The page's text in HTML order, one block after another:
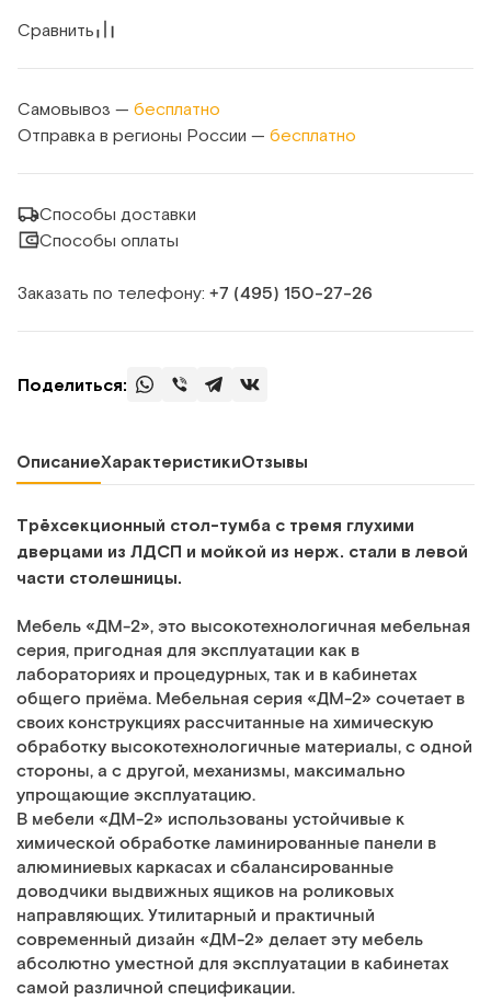
Сравнить
Самовывоз — бесплатно
Отправка в регионы России — бесплатно
Способы доставки
Способы оплаты
Заказать по телефону: +7 (495) 150‑27‑26
Поделиться:
ОписаниеХарактеристикиОтзывы
Трёхсекционный стол-тумба с тремя глухими
дверцами из ЛДСП и мойкой из нерж. стали в левой
части столешницы.
Мебель «ДМ-2», это высокотехнологичная мебельная
серия, пригодная для эксплуатации как в
лабораториях и процедурных, так и в кабинетах
общего приёма. Мебельная серия «ДМ-2» сочетает в
своих конструкциях рассчитанные на химическую
обработку высокотехнологичные материалы, с одной
стороны, а с другой, механизмы, максимально
упрощающие эксплуатацию.
В мебели «ДМ-2» использованы устойчивые к
химической обработке ламинированные панели в
алюминиевых каркасах и сбалансированные
доводчики выдвижных ящиков на роликовых
направляющих. Утилитарный и практичный
современный дизайн «ДМ-2» делает эту мебель
абсолютно уместной для эксплуатации в кабинетах
самой различной спецификации.